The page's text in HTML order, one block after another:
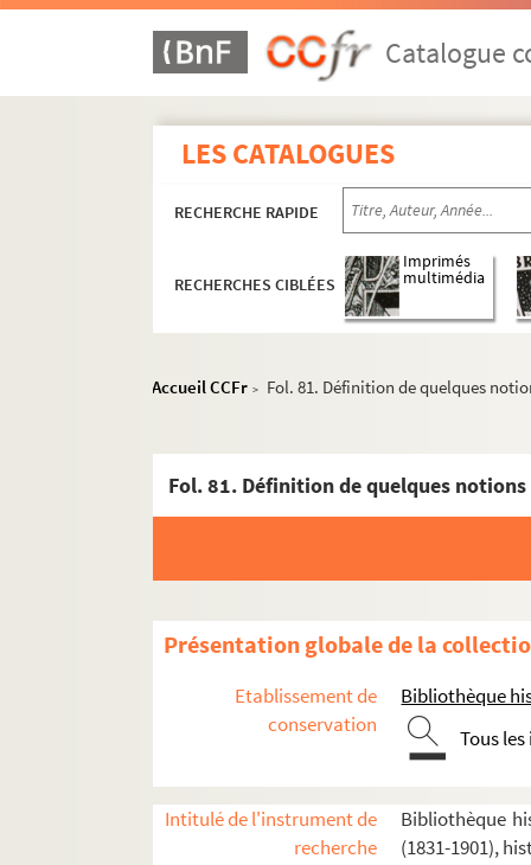
Catalogue
LES CATALOGUES
RECHERCHE RAPIDE
RECHERCHES CIBLÉES
Imprimés
multimédia
Accueil CCFr > Fol. 81. Définition de quelques
Présentation globale de la
Etablissement de
conservation
Bibliothèque
Tous
Intitulé de l'instrument de
recherche
Bibliothèque
(1831-1901),
Souvenirs et textes historiques
Papiers littéraires
La question des enfants devant les
2-MS-1417. Jean-Baptiste-Adolphe Charras
Notes de lecture
2-MS-1431. Documents relatifs à la
2-MS-1432. Ensemble de documents
2-MS-1434. Les finances
2-MS-1435. Impôts